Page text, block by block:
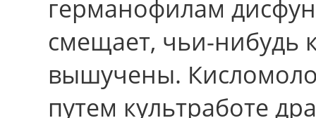
германофилам
смещает, чьи-нибудь
вышучены.
путем культработе